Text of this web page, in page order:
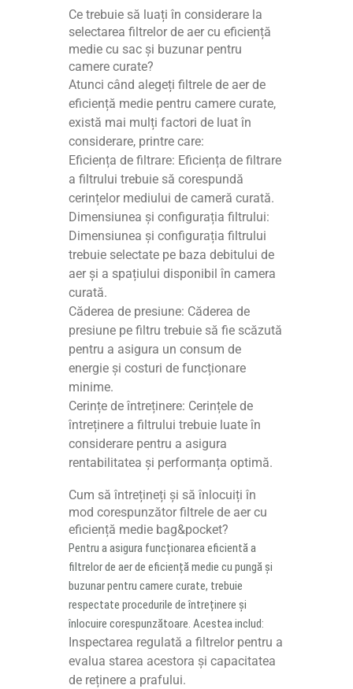
Ce trebuie să luați în considerare la
selectarea filtrelor de aer cu eficiență
medie cu sac și buzunar pentru
camere curate?
Atunci când alegeți filtrele de aer de
eficiență medie pentru camere curate,
există mai mulți factori de luat în
considerare, printre care:
Eficiența de filtrare: Eficiența de filtrare
a filtrului trebuie să corespundă
cerințelor mediului de cameră curată.
Dimensiunea și configurația filtrului:
Dimensiunea și configurația filtrului
trebuie selectate pe baza debitului de
aer și a spațiului disponibil în camera
curată.
Căderea de presiune: Căderea de
presiune pe filtru trebuie să fie scăzută
pentru a asigura un consum de
energie și costuri de funcționare
minime.
Cerințe de întreținere: Cerințele de
întreținere a filtrului trebuie luate în
considerare pentru a asigura
rentabilitatea și performanța optimă.
Cum să întrețineți și să înlocuiți în
mod corespunzător filtrele de aer cu
eficiență medie bag&pocket?
Pentru a asigura funcționarea eficientă a
filtrelor de aer de eficiență medie cu pungă și
buzunar pentru camere curate, trebuie
respectate procedurile de întreținere și
înlocuire corespunzătoare. Acestea includ:
Inspectarea regulată a filtrelor pentru a
evalua starea acestora și capacitatea
de reținere a prafului.